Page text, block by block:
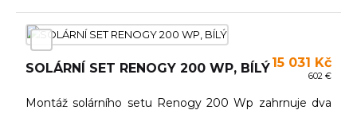
SOLÁRNÍ SET RENOGY 200 WP, BÍLÝ15 031 Kč
602 €
Montáž solárního setu Renogy 200 Wp zahrnuje dva